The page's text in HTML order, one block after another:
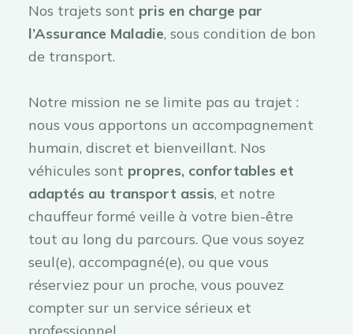
Nos trajets sont pris en charge par
l’Assurance Maladie, sous condition de bon
de transport.
Notre mission ne se limite pas au trajet :
nous vous apportons un accompagnement
humain, discret et bienveillant. Nos
véhicules sont propres, confortables et
adaptés au transport assis, et notre
chauffeur formé veille à votre bien-être
tout au long du parcours. Que vous soyez
seul(e), accompagné(e), ou que vous
réserviez pour un proche, vous pouvez
compter sur un service sérieux et